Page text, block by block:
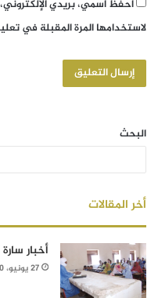
احفظ اسمي، بريدي
لاستخدامها المرة المقبلة في
البحث
أخر المقالات
أخبار
27 يونيو، 2020